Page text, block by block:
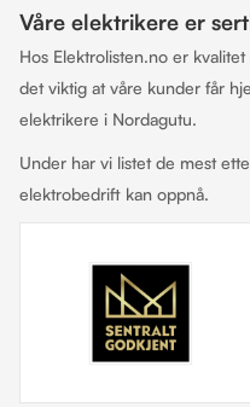
Våre elektrikere er
Hos Elektrolisten.no er
det viktig at våre kunder får
elektrikere i Nordagutu.
Under har vi listet de mest
elektrobedrift kan oppnå.